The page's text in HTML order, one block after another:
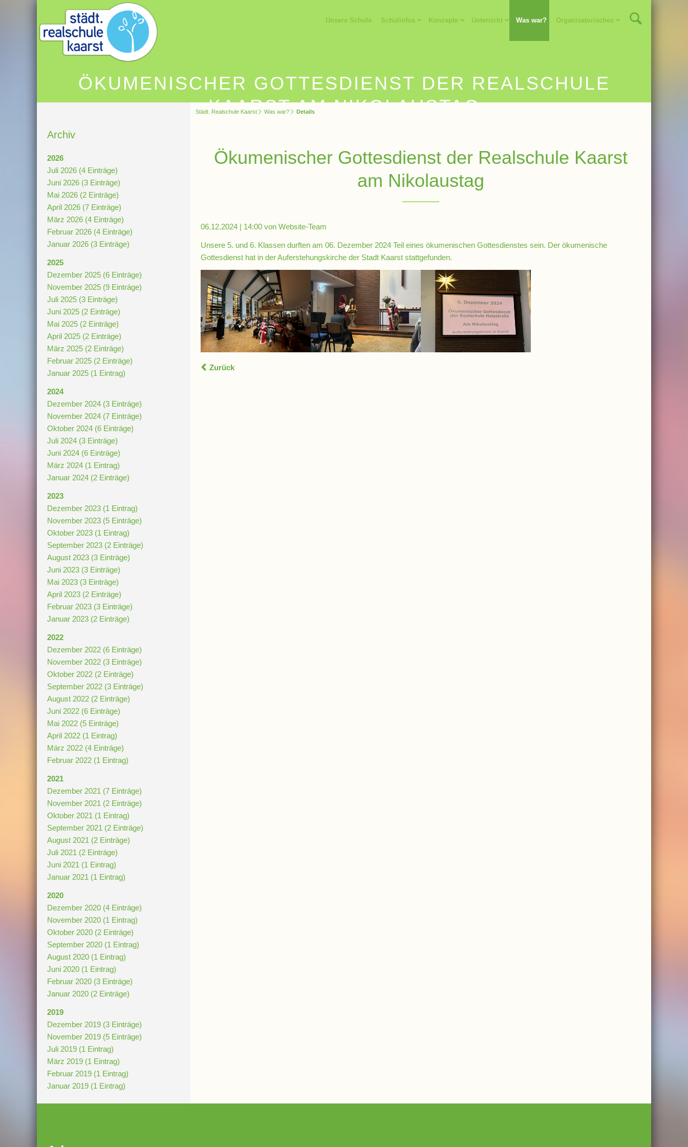
Unsere Schule Schulinfos Konzepte Unterricht Was war? Organisatorisches
ÖKUMENISCHER GOTTESDIENST DER REALSCHULE
KAARST AM NIKOLAUSTAG
Städt. Realschule Kaarst Was war? Details
Ökumenischer Gottesdienst der Realschule Kaarst
am Nikolaustag
06.12.2024 | 14:00 von Website-Team
Unsere 5. und 6. Klassen durften am 06. Dezember 2024 Teil eines ökumenischen Gottesdienstes sein. Der ökumenische
Gottesdienst hat in der Auferstehungskirche der Stadt Kaarst stattgefunden.
Zurück
Archiv
2026
Juli 2026 (4 Einträge)
Juni 2026 (3 Einträge)
Mai 2026 (2 Einträge)
April 2026 (7 Einträge)
März 2026 (4 Einträge)
Februar 2026 (4 Einträge)
Januar 2026 (3 Einträge)
2025
Dezember 2025 (6 Einträge)
November 2025 (9 Einträge)
Juli 2025 (3 Einträge)
Juni 2025 (2 Einträge)
Mai 2025 (2 Einträge)
April 2025 (2 Einträge)
März 2025 (2 Einträge)
Februar 2025 (2 Einträge)
Januar 2025 (1 Eintrag)
2024
Dezember 2024 (3 Einträge)
November 2024 (7 Einträge)
Oktober 2024 (6 Einträge)
Juli 2024 (3 Einträge)
Juni 2024 (6 Einträge)
März 2024 (1 Eintrag)
Januar 2024 (2 Einträge)
2023
Dezember 2023 (1 Eintrag)
November 2023 (5 Einträge)
Oktober 2023 (1 Eintrag)
September 2023 (2 Einträge)
August 2023 (3 Einträge)
Juni 2023 (3 Einträge)
Mai 2023 (3 Einträge)
April 2023 (2 Einträge)
Februar 2023 (3 Einträge)
Januar 2023 (2 Einträge)
2022
Dezember 2022 (6 Einträge)
November 2022 (3 Einträge)
Oktober 2022 (2 Einträge)
September 2022 (3 Einträge)
August 2022 (2 Einträge)
Juni 2022 (6 Einträge)
Mai 2022 (5 Einträge)
April 2022 (1 Eintrag)
März 2022 (4 Einträge)
Februar 2022 (1 Eintrag)
2021
Dezember 2021 (7 Einträge)
November 2021 (2 Einträge)
Oktober 2021 (1 Eintrag)
September 2021 (2 Einträge)
August 2021 (2 Einträge)
Juli 2021 (2 Einträge)
Juni 2021 (1 Eintrag)
Januar 2021 (1 Eintrag)
2020
Dezember 2020 (4 Einträge)
November 2020 (1 Eintrag)
Oktober 2020 (2 Einträge)
September 2020 (1 Eintrag)
August 2020 (1 Eintrag)
Juni 2020 (1 Eintrag)
Februar 2020 (3 Einträge)
Januar 2020 (2 Einträge)
2019
Dezember 2019 (3 Einträge)
November 2019 (5 Einträge)
Juli 2019 (1 Eintrag)
März 2019 (1 Eintrag)
Februar 2019 (1 Eintrag)
Januar 2019 (1 Eintrag)